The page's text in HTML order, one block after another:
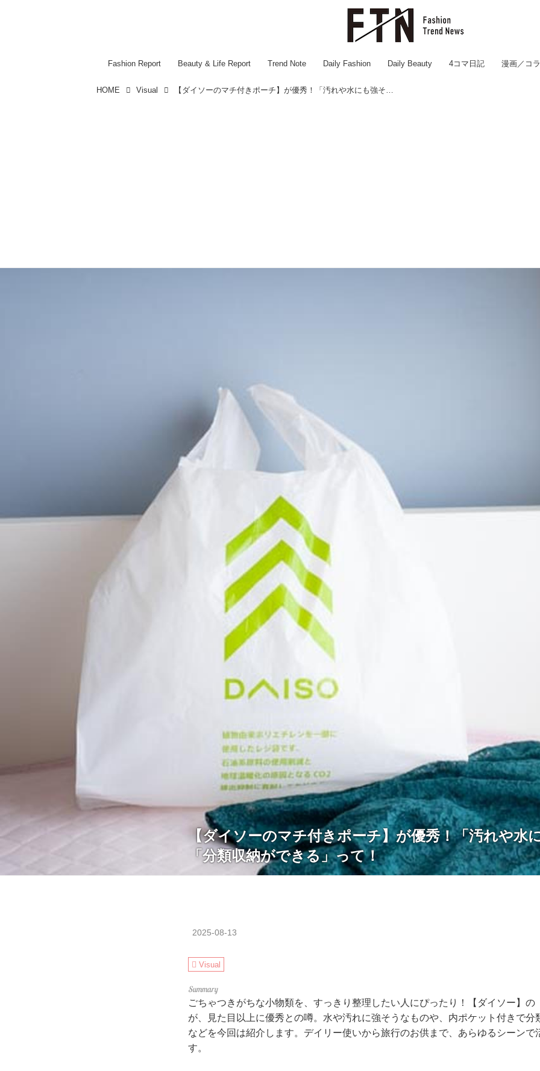
Fashion Report Beauty & Life Report Trend Note Daily Fashion Daily Beauty 4コマ日記 漫画／コ
HOME Visual
【ダイソーのマチ付きポーチ】が優秀！「汚れや水
「分類収納ができる」って！
2025-08-13
Visual
ごちゃつきがちな小物類を、すっきり整理したい人にぴったり！【ダイソー】の
が、見た目以上に優秀との噂。水や汚れに強そうなものや、内ポケット付きで分
などを今回は紹介します。デイリー使いから旅行のお供まで、あらゆるシーンで
す。